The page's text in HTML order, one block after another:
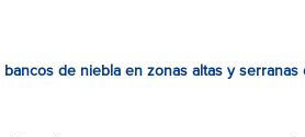
de niebla en zonas altas y serranas